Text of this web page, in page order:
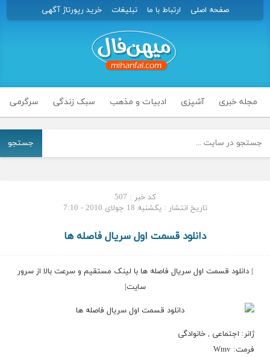
صفحه اصلی ارتباط با ما تبلیغات خرید رپورتاژ آگهی
مجله خبری آشپزی ادبیات و مذهب سبک زندگی سرگرمی
جستجو
کد خبر : 507
تاریخ انتشار : یکشنبه 18 جولای 2010 - 7:10
دانلود قسمت اول سریال فاصله ها
| دانلود قسمت اول سریال فاصله ها با لینک مستقیم و سرعت بالا از سرور
سایت|
ژانر: اجتماعی , خانوادگی
فرمت: Wmv